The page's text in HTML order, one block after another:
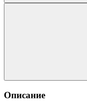
Описание